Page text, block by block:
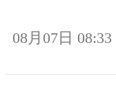
08月07日 08:33